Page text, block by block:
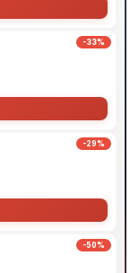
-33%
-29%
-50%